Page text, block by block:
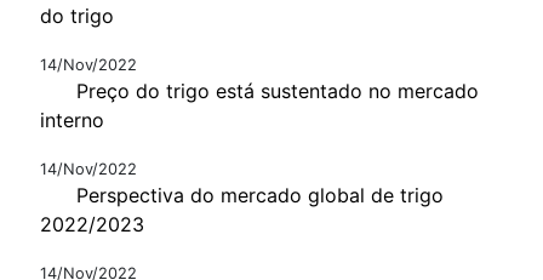
do trigo
14/Nov/2022
Preço do trigo está sustentado no mercado
interno
14/Nov/2022
Perspectiva do mercado global de trigo
2022/2023
14/Nov/2022